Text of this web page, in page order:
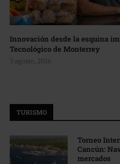
Innovación desde la esquina
Tecnológico de Monterrey
3 agosto, 2026
TURISMO
Torneo
Cancún:
mercados